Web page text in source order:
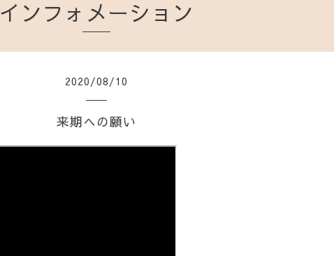
インフォメーション
2020/08/10
来期への願い